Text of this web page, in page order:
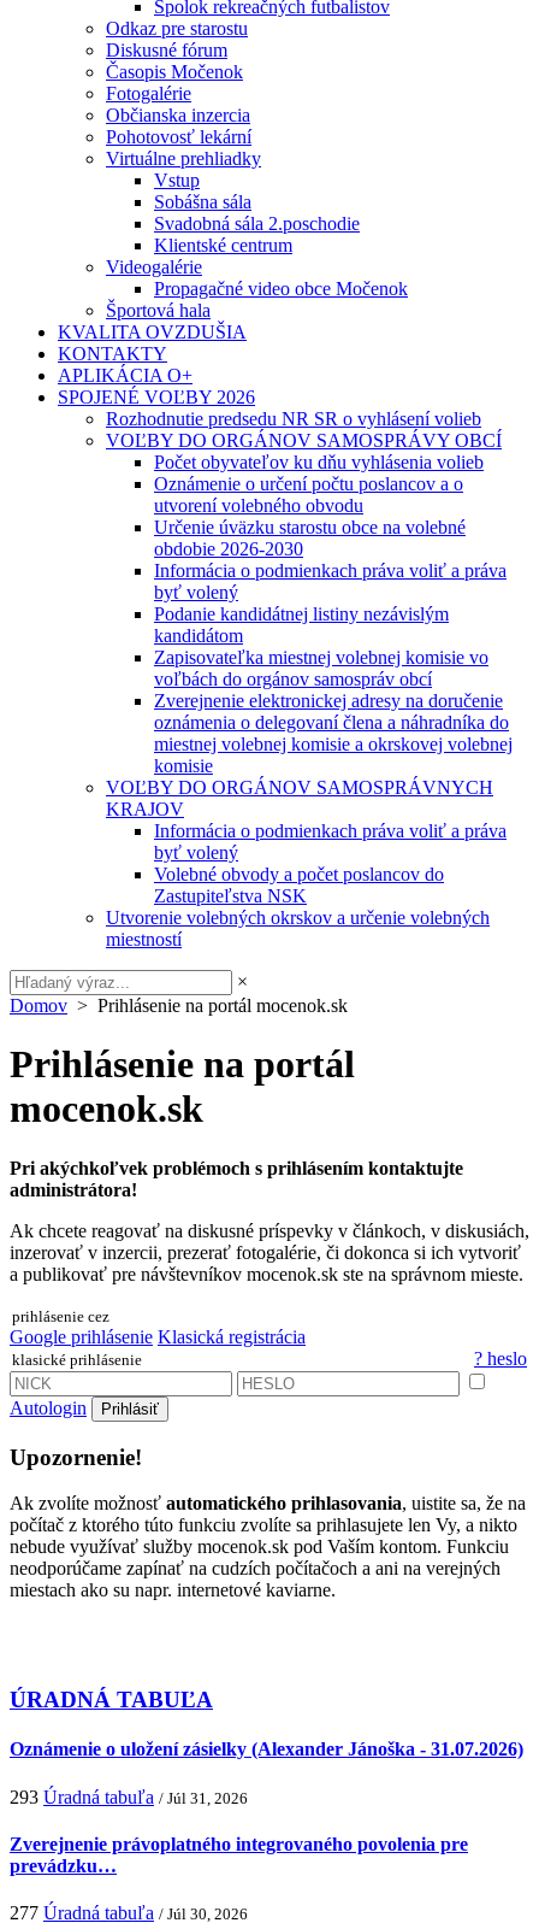
Spolok rekreačných futbalistov
Odkaz pre starostu
Diskusné fórum
Časopis Močenok
Fotogalérie
Občianska inzercia
Pohotovosť lekární
Virtuálne prehliadky
Vstup
Sobášna sála
Svadobná sála 2.poschodie
Klientské centrum
Videogalérie
Propagačné video obce Močenok
Športová hala
KVALITA OVZDUŠIA
KONTAKTY
APLIKÁCIA O+
SPOJENÉ VOĽBY 2026
Rozhodnutie predsedu NR SR o vyhlásení volieb
VOĽBY DO ORGÁNOV SAMOSPRÁVY OBCÍ
Počet obyvateľov ku dňu vyhlásenia volieb
Oznámenie o určení počtu poslancov a o
utvorení volebného obvodu
Určenie úväzku starostu obce na volebné
obdobie 2026-2030
Informácia o podmienkach práva voliť a práva
byť volený
Podanie kandidátnej listiny nezávislým
kandidátom
Zapisovateľka miestnej volebnej komisie vo
voľbách do orgánov samospráv obcí
Zverejnenie elektronickej adresy na doručenie
oznámenia o delegovaní člena a náhradníka do
miestnej volebnej komisie a okrskovej volebnej
komisie
VOĽBY DO ORGÁNOV SAMOSPRÁVNYCH
KRAJOV
Informácia o podmienkach práva voliť a práva
byť volený
Volebné obvody a počet poslancov do
Zastupiteľstva NSK
Utvorenie volebných okrskov a určenie volebných
miestností
×
Domov > Prihlásenie na portál mocenok.sk
Prihlásenie na portál
mocenok.sk
Pri akýchkoľvek problémoch s prihlásením kontaktujte
administrátora!
Ak chcete reagovať na diskusné príspevky v článkoch, v diskusiách,
inzerovať v inzercii, prezerať fotogalérie, či dokonca si ich vytvoriť
a publikovať pre návštevníkov mocenok.sk ste na správnom mieste.
prihlásenie cez
Google prihlásenie Klasická registrácia
klasické prihlásenie ? heslo
Autologin Prihlásiť
Upozornenie!
Ak zvolíte možnosť automatického prihlasovania, uistite sa, že na
počítač z ktorého túto funkciu zvolíte sa prihlasujete len Vy, a nikto
nebude využívať služby mocenok.sk pod Vaším kontom. Funkciu
neodporúčame zapínať na cudzích počítačoch a ani na verejných
miestach ako su napr. internetové kaviarne.
ÚRADNÁ TABUĽA
Oznámenie o uložení zásielky (Alexander Jánoška - 31.07.2026)
293 Úradná tabuľa / Júl 31, 2026
Zverejnenie právoplatného integrovaného povolenia pre
prevádzku…
277 Úradná tabuľa / Júl 30, 2026